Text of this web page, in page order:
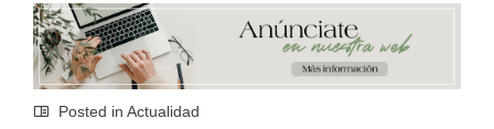
Posted in Actualidad